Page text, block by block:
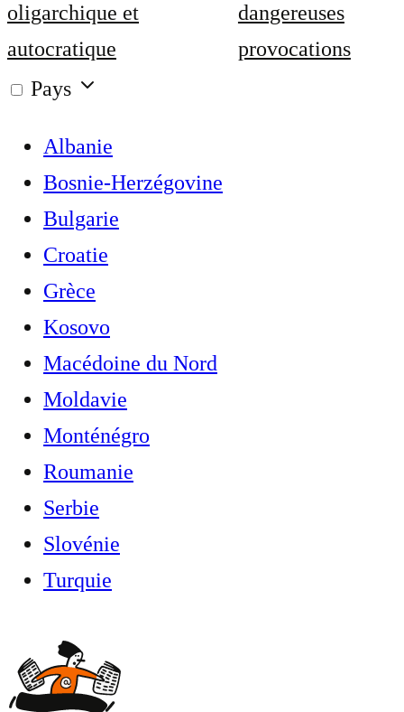
oligarchique et
autocratique
dangereuses
provocations
Pays
Albanie
Bosnie-Herzégovine
Bulgarie
Croatie
Grèce
Kosovo
Macédoine du Nord
Moldavie
Monténégro
Roumanie
Serbie
Slovénie
Turquie